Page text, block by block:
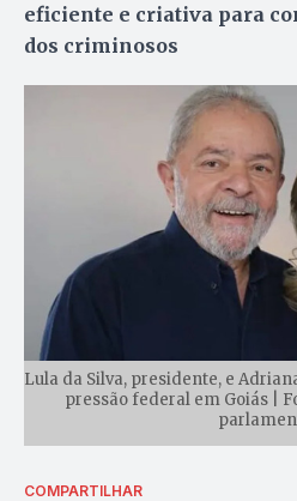
eficiente e criativa para
dos criminosos
Lula da Silva, presidente, e
pressão federal em Goiás |
COMPARTILHAR